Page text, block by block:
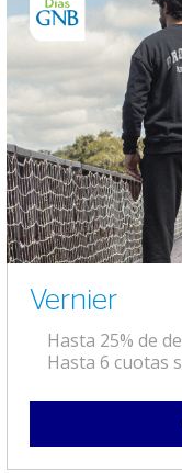
Vernier
Hasta 25% de
Hasta 6 cuotas